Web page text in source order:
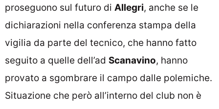
proseguono sul futuro di Allegri, anche se le
dichiarazioni nella conferenza stampa della
vigilia da parte del tecnico, che hanno fatto
seguito a quelle dell’ad Scanavino, hanno
provato a sgombrare il campo dalle polemiche.
Situazione che però all’interno del club non è